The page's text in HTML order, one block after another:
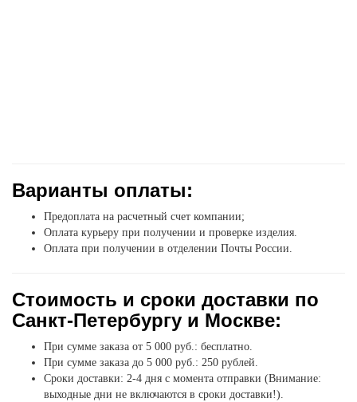
Варианты оплаты:
Предоплата на расчетный счет компании;
Оплата курьеру при получении и проверке изделия.
Оплата при получении в отделении Почты России.
Стоимость и сроки доставки по
Санкт-Петербургу и Москве:
При сумме заказа от 5 000 руб.: бесплатно.
При сумме заказа до 5 000 руб.: 250 рублей.
Сроки доставки: 2-4 дня с момента отправки (Внимание:
выходные дни не включаются в сроки доставки!).